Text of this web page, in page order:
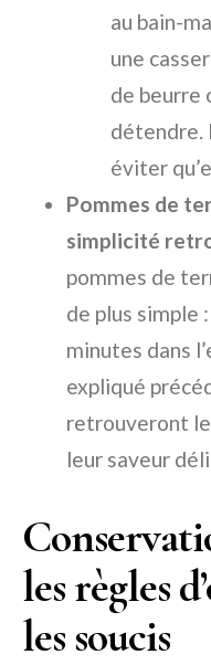
au bain-
une
de beurre
détendre.
éviter
Pommes de
simplicité
pommes de
de plus simple
minutes dans
expliqué
retrouveront
leur saveur
les règles
les soucis